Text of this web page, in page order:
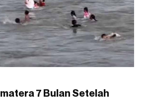
7 Bulan Setelah